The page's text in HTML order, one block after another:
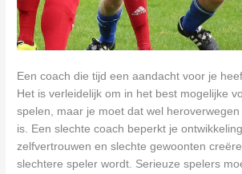
Een coach die tijd een aandacht voor je
Het is verleidelijk om in het best mogelijke
spelen, maar je moet dat wel
is. Een slechte coach beperkt je
zelfvertrouwen en slechte gewoonten
slechtere speler wordt. Serieuze spelers